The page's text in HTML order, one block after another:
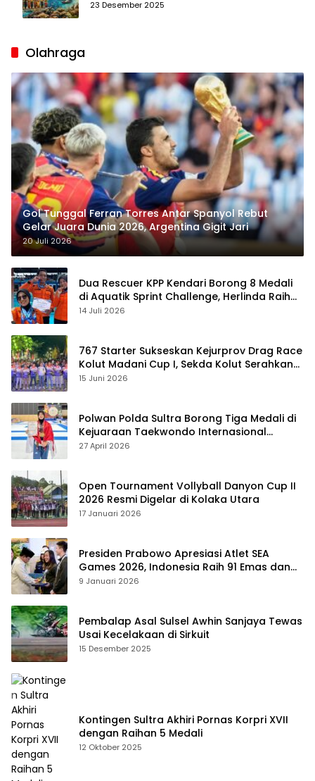
Tahun Baru 2026
23 Desember 2025
Olahraga
Gol Tunggal Ferran Torres Antar Spanyol Rebut
Gelar Juara Dunia 2026, Argentina Gigit Jari
20 Juli 2026
Dua Rescuer KPP Kendari Borong 8 Medali
di Aquatik Sprint Challenge, Herlinda Raih
Best Swimmer
14 Juli 2026
767 Starter Sukseskan Kejurprov Drag Race
Kolut Madani Cup I, Sekda Kolut Serahkan
Trofi
15 Juni 2026
Polwan Polda Sultra Borong Tiga Medali di
Kejuaraan Taekwondo Internasional
Jepang
27 April 2026
Open Tournament Vollyball Danyon Cup II
2026 Resmi Digelar di Kolaka Utara
17 Januari 2026
Presiden Prabowo Apresiasi Atlet SEA
Games 2026, Indonesia Raih 91 Emas dan
Kembali ke Dua Besar
9 Januari 2026
Pembalap Asal Sulsel Awhin Sanjaya Tewas
Usai Kecelakaan di Sirkuit
15 Desember 2025
Kontingen Sultra Akhiri Pornas Korpri XVII
dengan Raihan 5 Medali
12 Oktober 2025